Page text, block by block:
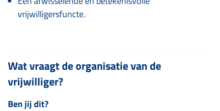
vrijwilligersfuncte.
Wat vraagt de organisatie van de
vrijwilliger?
Ben jij dit?